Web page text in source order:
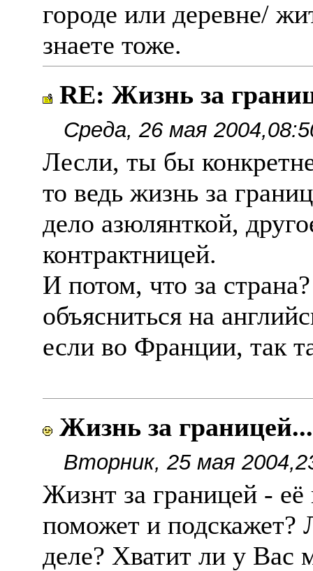
городе или деревне/
знаете тоже.
RE: Жизнь за
Среда, 26 мая
Лесли, ты бы
то ведь жизнь за
дело азюлянткой,
контрактницей.
И потом, что за
объясниться на
если во Франции, так
Жизнь за
Вторник, 25 мая
Жизнт за границей -
поможет и
деле? Хватит ли у Вас